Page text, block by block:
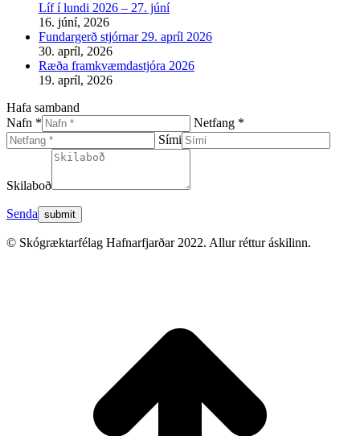
Líf í lundi 2026 – 27. júní
16. júní, 2026
Fundargerð stjórnar 29. apríl 2026
30. apríl, 2026
Ræða framkvæmdastjóra 2026
19. apríl, 2026
Hafa samband
Nafn *
Netfang *
Sími
Skilaboð
Senda
© Skógræktarfélag Hafnarfjarðar 2022. Allur réttur áskilinn.